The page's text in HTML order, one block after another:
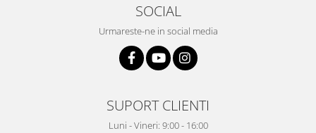
SOCIAL
Urmareste-ne in social media
SUPORT CLIENTI
Luni - Vineri: 9:00 - 16:00